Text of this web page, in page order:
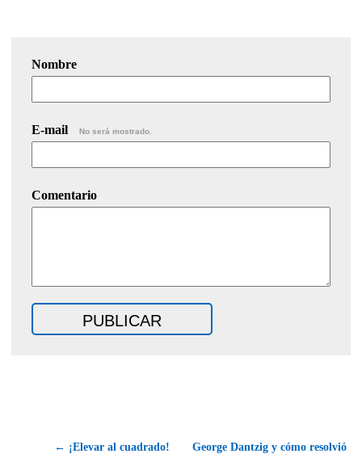
Nombre
E-mail No será mostrado.
Comentario
← ¡Elevar al cuadrado! George Dantzig y cómo resolvió